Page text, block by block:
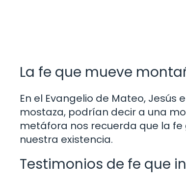
La fe que mueve
En el Evangelio de Mateo,
mostaza, podrían decir a una
metáfora nos recuerda que la
nuestra existencia.
Testimonios de fe que